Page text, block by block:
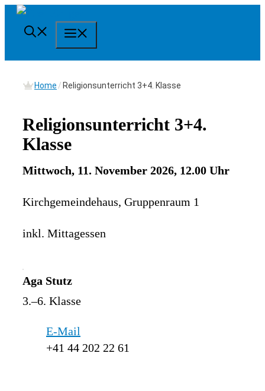
Springe
zum
Home / Religionsunterricht 3+4. Klasse
Religionsunterricht 3+4.
Klasse
Mittwoch, 11. November 2026, 12.00 Uhr
Kirchgemeindehaus, Gruppenraum 1
inkl. Mittagessen
Aga Stutz
3.–6. Klasse
E-Mail
+41 44 202 22 61